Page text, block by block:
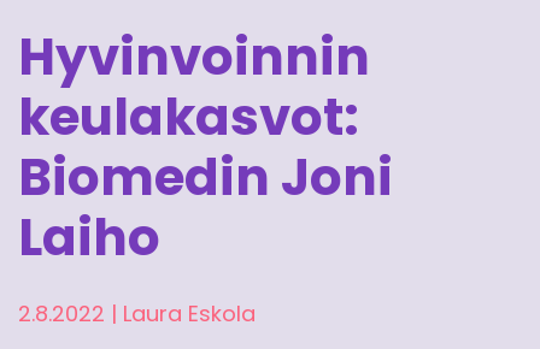
Hyvinvoinnin
keulakasvot:
Biomedin Joni
Laiho
2.8.2022 | Laura Eskola